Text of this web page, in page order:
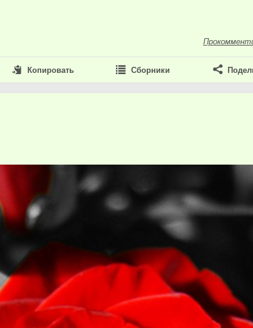
Копировать Сборники